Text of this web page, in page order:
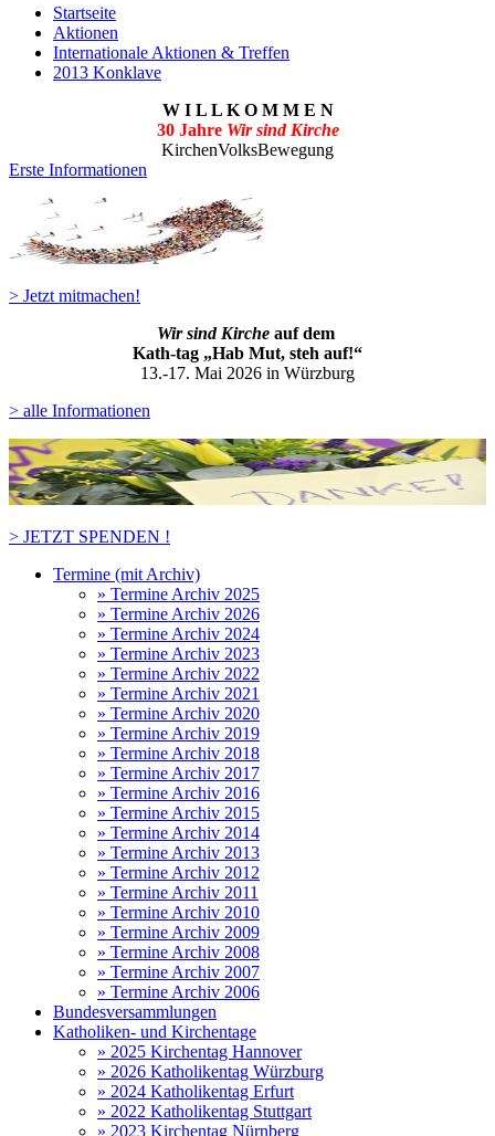
Startseite
Aktionen
Internationale Aktionen & Treffen
2013 Konklave
W I L L K O M M E N
30 Jahre Wir sind Kirche
KirchenVolksBewegung
Erste Informationen
> Jetzt mitmachen!
Wir sind Kirche auf dem
Kath-tag „Hab Mut, steh auf!“
13.-17. Mai 2026 in Würzburg
> alle Informationen
> JETZT SPENDEN !
Termine (mit Archiv)
» Termine Archiv 2025
» Termine Archiv 2026
» Termine Archiv 2024
» Termine Archiv 2023
» Termine Archiv 2022
» Termine Archiv 2021
» Termine Archiv 2020
» Termine Archiv 2019
» Termine Archiv 2018
» Termine Archiv 2017
» Termine Archiv 2016
» Termine Archiv 2015
» Termine Archiv 2014
» Termine Archiv 2013
» Termine Archiv 2012
» Termine Archiv 2011
» Termine Archiv 2010
» Termine Archiv 2009
» Termine Archiv 2008
» Termine Archiv 2007
» Termine Archiv 2006
Bundesversammlungen
Katholiken- und Kirchentage
» 2025 Kirchentag Hannover
» 2026 Katholikentag Würzburg
» 2024 Katholikentag Erfurt
» 2022 Katholikentag Stuttgart
» 2023 Kirchentag Nürnberg